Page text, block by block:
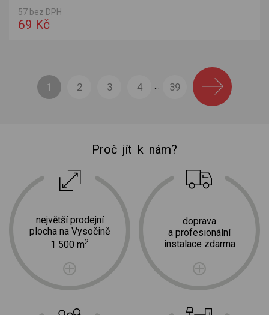
57 bez DPH
69 Kč
1 2 3 4 ... 39
Proč jít k nám?
největší prodejní
plocha na Vysočině
1 500 m2
doprava
a profesionální
instalace zdarma